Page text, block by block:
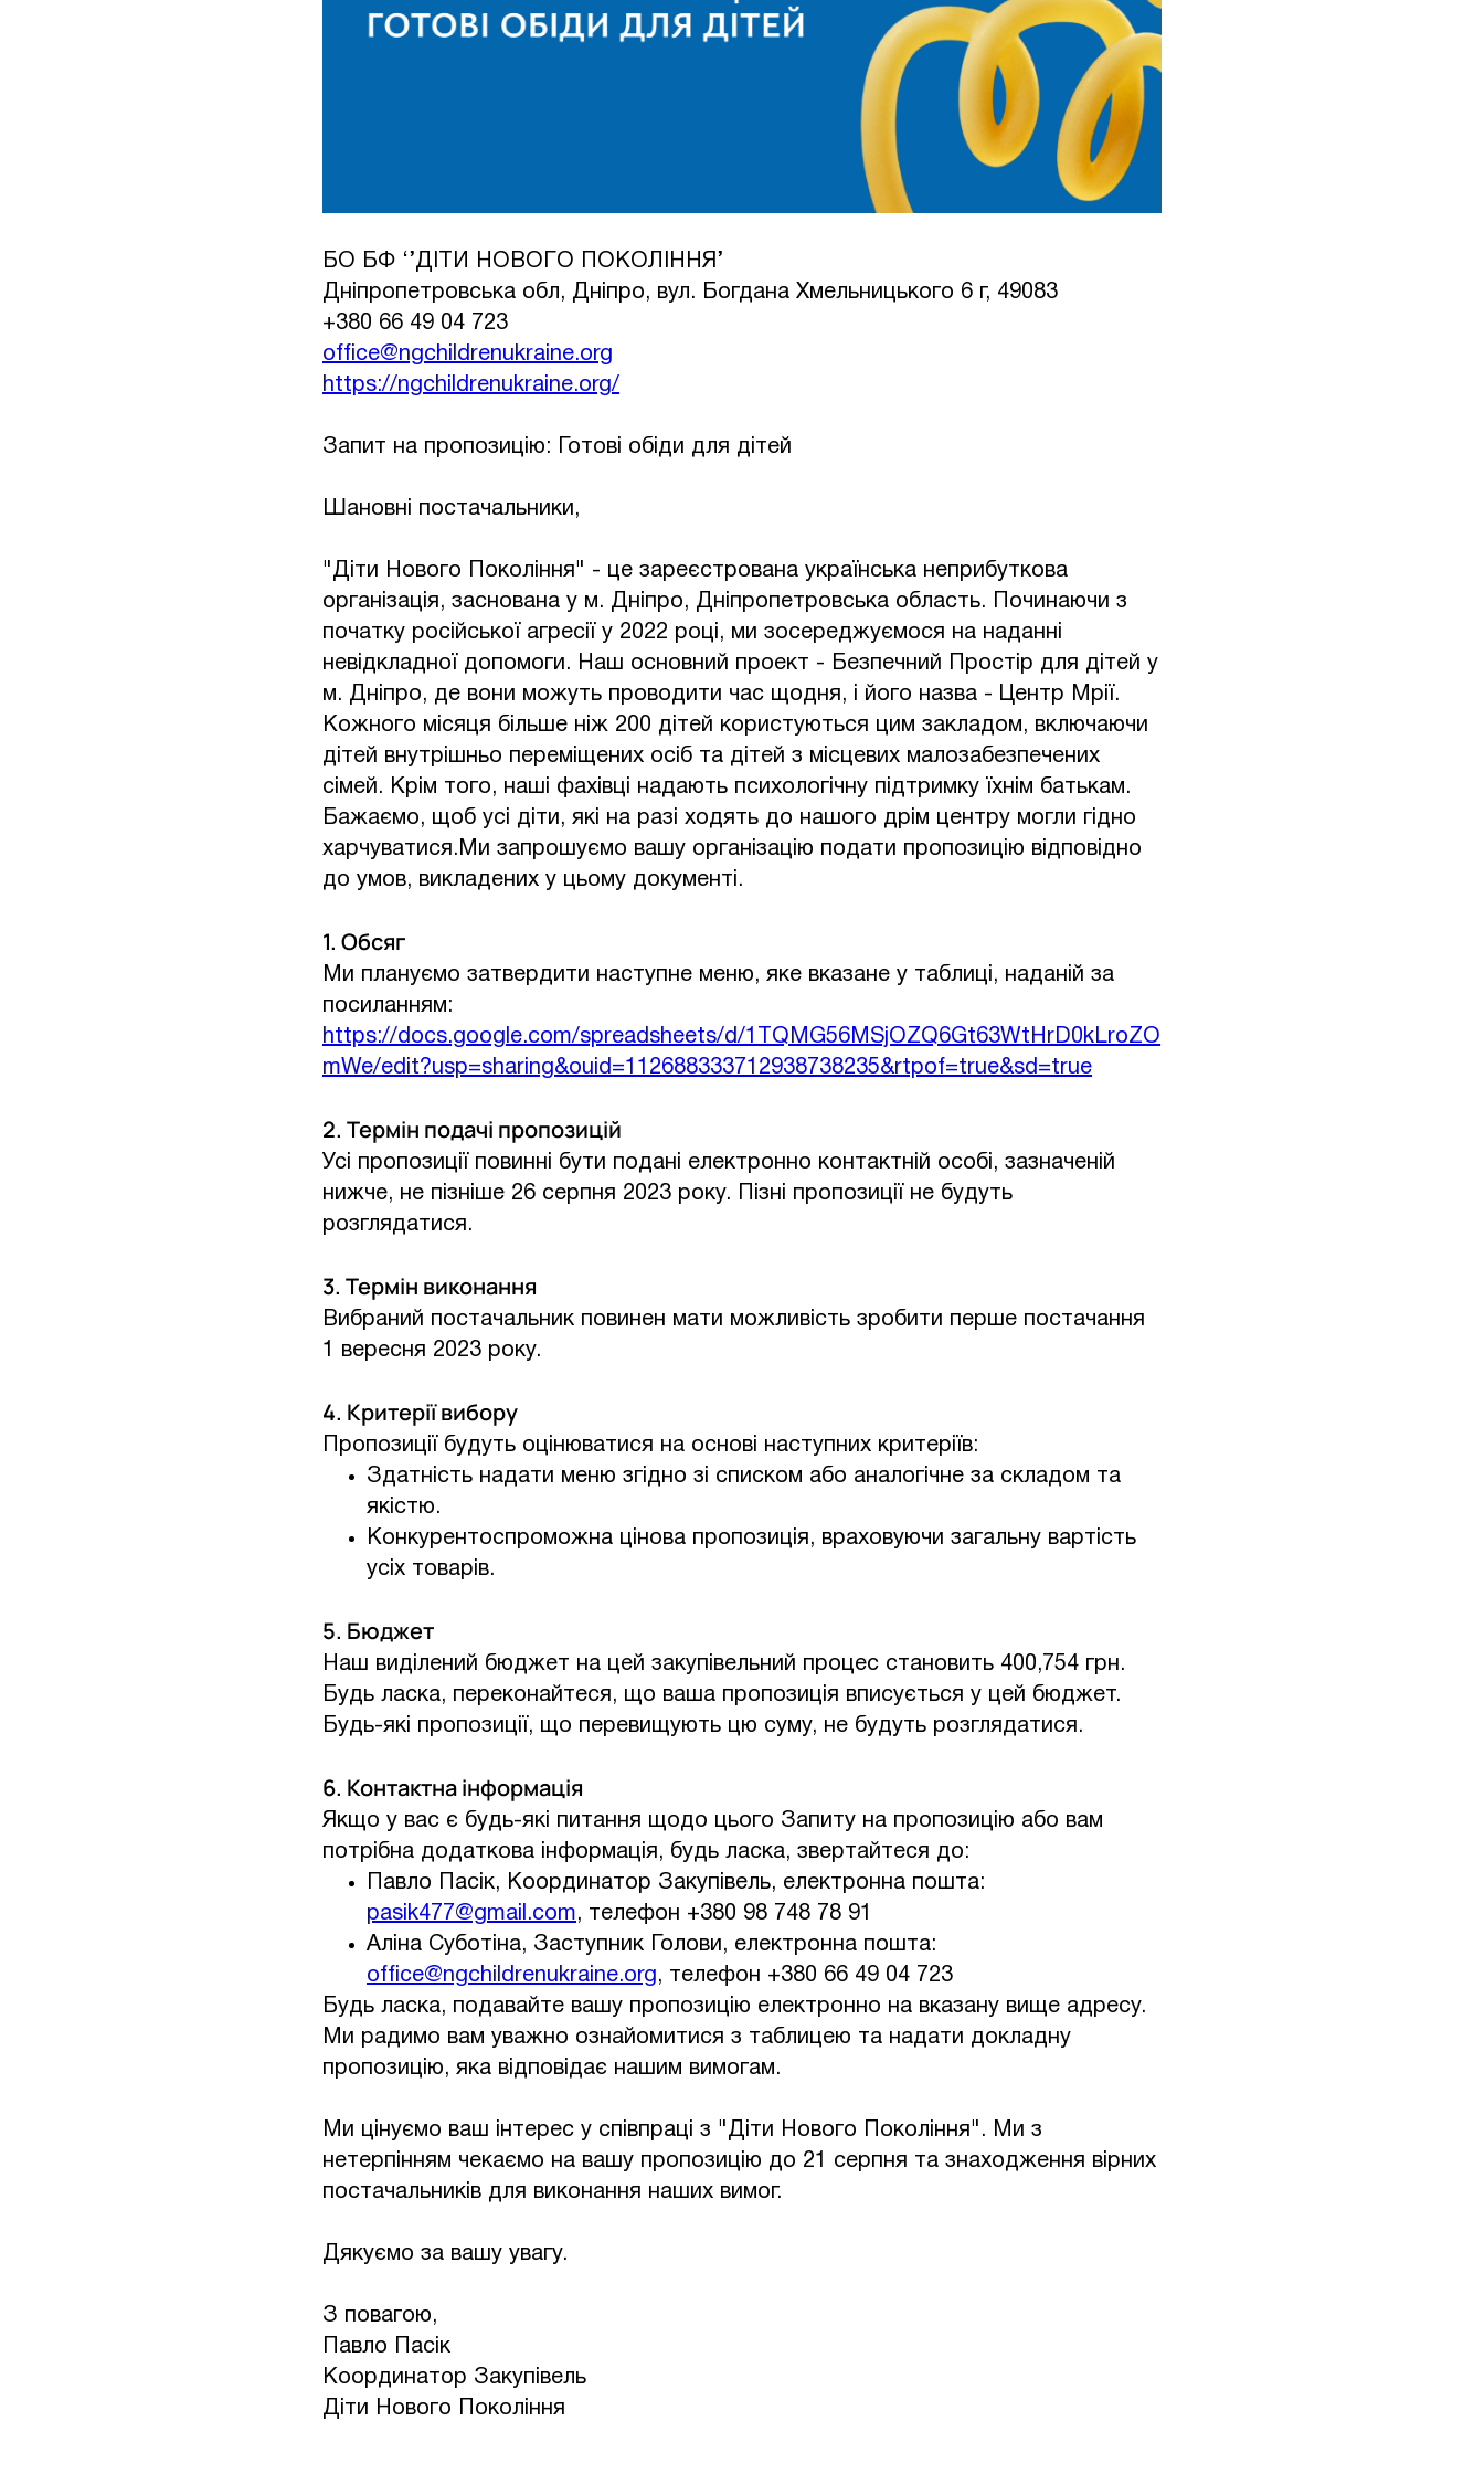
БО БФ ‘’ДІТИ НОВОГО ПОКОЛІННЯ’
Дніпропетровська обл, Дніпро, вул. Богдана Хмельницького 6 г, 49083
+380 66 49 04 723
office@ngchildrenukraine.org
https://ngchildrenukraine.org/
Запит на пропозицію: Готові обіди для дітей
Шановні постачальники,
"Діти Нового Покоління" - це зареєстрована українська неприбуткова
організація, заснована у м. Дніпро, Дніпропетровська область. Починаючи з
початку російської агресії у 2022 році, ми зосереджуємося на наданні
невідкладної допомоги. Наш основний проект - Безпечний Простір для дітей у
м. Дніпро, де вони можуть проводити час щодня, і його назва - Центр Мрії.
Кожного місяця більше ніж 200 дітей користуються цим закладом, включаючи
дітей внутрішньо переміщених осіб та дітей з місцевих малозабезпечених
сімей. Крім того, наші фахівці надають психологічну підтримку їхнім батькам.
Бажаємо, щоб усі діти, які на разі ходять до нашого дрім центру могли гідно
харчуватися.Ми запрошуємо вашу організацію подати пропозицію відповідно
до умов, викладених у цьому документі.
1. Обсяг
Ми плануємо затвердити наступне меню, яке вказане у таблиці, наданій за
посиланням:
https://docs.google.com/spreadsheets/d/1TQMG56MSjOZQ6Gt63WtHrD0kLroZO
mWe/edit?usp=sharing&ouid=112688333712938738235&rtpof=true&sd=true
2. Термін подачі пропозицій
Усі пропозиції повинні бути подані електронно контактній особі, зазначеній
нижче, не пізніше 26 серпня 2023 року. Пізні пропозиції не будуть
розглядатися.
3. Термін виконання
Вибраний постачальник повинен мати можливість зробити перше постачання
1 вересня 2023 року.
4. Критерії вибору
Пропозиції будуть оцінюватися на основі наступних критеріїв:
Здатність надати меню згідно зі списком або аналогічне за складом та
якістю.
Конкурентоспроможна цінова пропозиція, враховуючи загальну вартість
усіх товарів.
5. Бюджет
Наш виділений бюджет на цей закупівельний процес становить 400,754 грн.
Будь ласка, переконайтеся, що ваша пропозиція вписується у цей бюджет.
Будь-які пропозиції, що перевищують цю суму, не будуть розглядатися.
6. Контактна інформація
Якщо у вас є будь-які питання щодо цього Запиту на пропозицію або вам
потрібна додаткова інформація, будь ласка, звертайтеся до:
Павло Пасік, Координатор Закупівель, електронна пошта:
pasik477@gmail.com, телефон +380 98 748 78 91
Аліна Суботіна, Заступник Голови, електронна пошта:
office@ngchildrenukraine.org, телефон +380 66 49 04 723
Будь ласка, подавайте вашу пропозицію електронно на вказану вище адресу.
Ми радимо вам уважно ознайомитися з таблицею та надати докладну
пропозицію, яка відповідає нашим вимогам.
Ми цінуємо ваш інтерес у співпраці з "Діти Нового Покоління". Ми з
нетерпінням чекаємо на вашу пропозицію до 21 серпня та знаходження вірних
постачальників для виконання наших вимог.
Дякуємо за вашу увагу.
З повагою,
Павло Пасік
Координатор Закупівель
Діти Нового Покоління